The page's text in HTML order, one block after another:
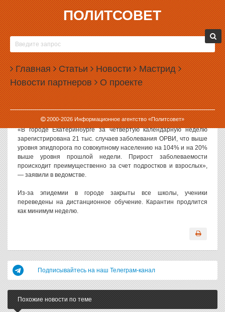
ПОЛИТСОВЕТ
Главная Статьи Новости Мастрид
Новости партнеров О проекте
2000-2026Информационное агентство «Политсовет»
31.01.2019, 17:24
В ЕКАТЕРИНБУРГЕ ЭПИДПОРОГ ПО ОРВИ
ПРЕВЫШЕН В ДВА РАЗА
В Екатеринбурге эпидпорог по заболеваемости ОРВИ превышен
более чем в два раза. Болеют уже больше 20 тысяч человек.
Данные о заболеваемости гриппом и ОРВИ приводит
региональное управление Роспотребнадзора.
«В городе Екатеринбурге за четвертую календарную неделю
зарегистрирована 21 тыс. случаев заболевания ОРВИ, что выше
уровня эпидпорога по совокупному населению на 104% и на 20%
выше уровня прошлой недели. Прирост заболеваемости
происходит преимущественно за счет подростков и взрослых»,
— заявили в ведомстве.
Из-за эпидемии в городе закрыты все школы, ученики
переведены на дистанционное обучение. Карантин продлится
как минимум неделю.
Подписывайтесь на наш Телеграм-канал
Похожие новости по теме